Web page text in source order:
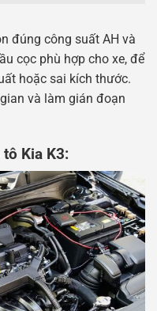
đúng công suất AH và
cọc phù hợp cho xe, để
hoặc sai kích thước.
và làm gián đoạn
Kia K3: